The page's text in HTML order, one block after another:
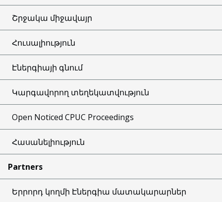
Շրջակա միջավայր
Հուսալիություն
Էներգիայի գնում
Կարգավորող տեղեկատվություն
Open Noticed CPUC Proceedings
Հասանելիություն
Partners
Երրորդ կողմի Էներգիա մատակարարներ